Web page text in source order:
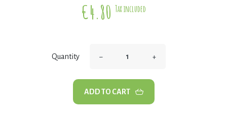
€4.80 Tax included
Quantity − +
ADD TO CART